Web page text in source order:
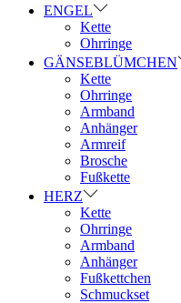
ENGEL
Kette
Ohrringe
GÄNSEBLÜMCHEN
Kette
Ohrringe
Armband
Anhänger
Armreif
Brosche
Fußkette
HERZ
Kette
Ohrringe
Armband
Anhänger
Fußkettchen
Schmuckset